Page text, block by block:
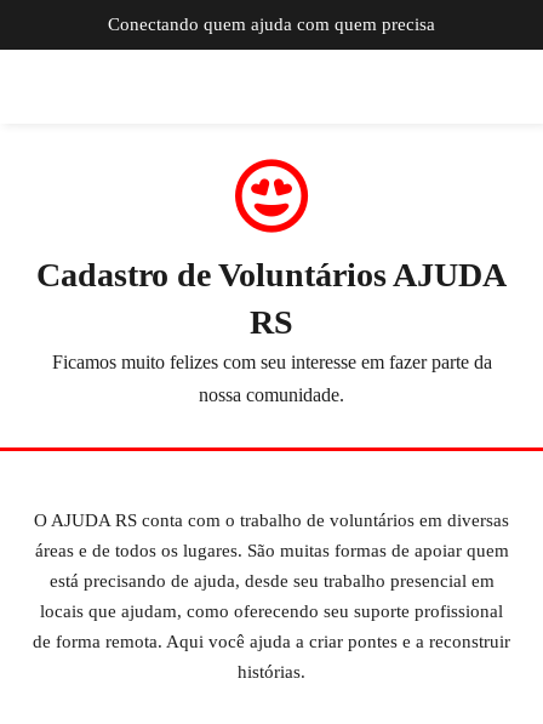
Conectando quem ajuda com quem precisa
Cadastro de Voluntários AJUDA
RS
Ficamos muito felizes com seu interesse em fazer parte da
nossa comunidade.
O AJUDA RS conta com o trabalho de voluntários em diversas
áreas e de todos os lugares. São muitas formas de apoiar quem
está precisando de ajuda, desde seu trabalho presencial em
locais que ajudam, como oferecendo seu suporte profissional
de forma remota. Aqui você ajuda a criar pontes e a reconstruir
histórias.